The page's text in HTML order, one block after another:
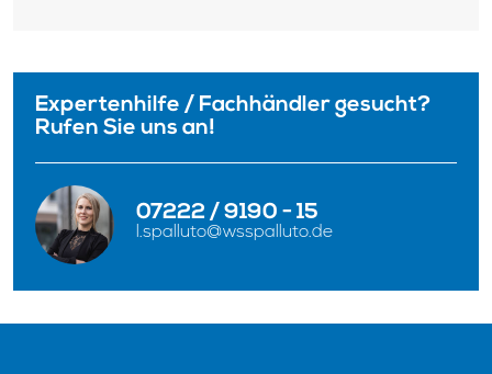
Expertenhilfe / Fachhändler gesucht?
Rufen Sie uns an!
07222 / 9190 - 15
l.spalluto@wsspalluto.de
07222 / 9190 - 14
j.neu@wsspalluto.de
07222 / 9190 - 10
w.spalluto@wsspalluto.de